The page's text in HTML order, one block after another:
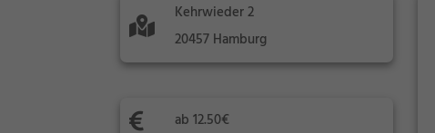
Kehrwieder 2
20457 Hamburg
ab 12.50€